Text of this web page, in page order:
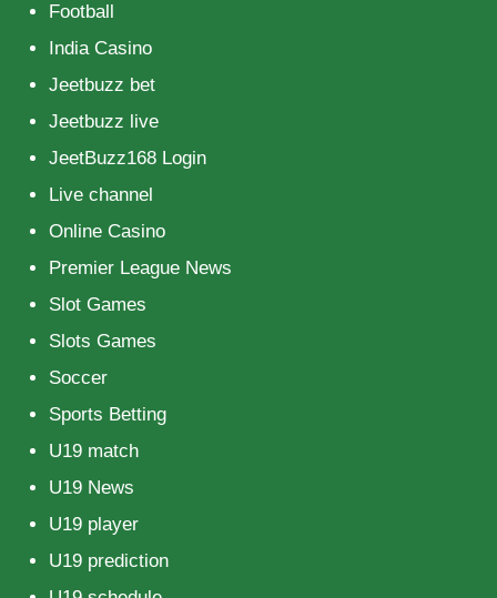
Football
India Casino
Jeetbuzz bet
Jeetbuzz live
JeetBuzz168 Login
Live channel
Online Casino
Premier League News
Slot Games
Slots Games
Soccer
Sports Betting
U19 match
U19 News
U19 player
U19 prediction